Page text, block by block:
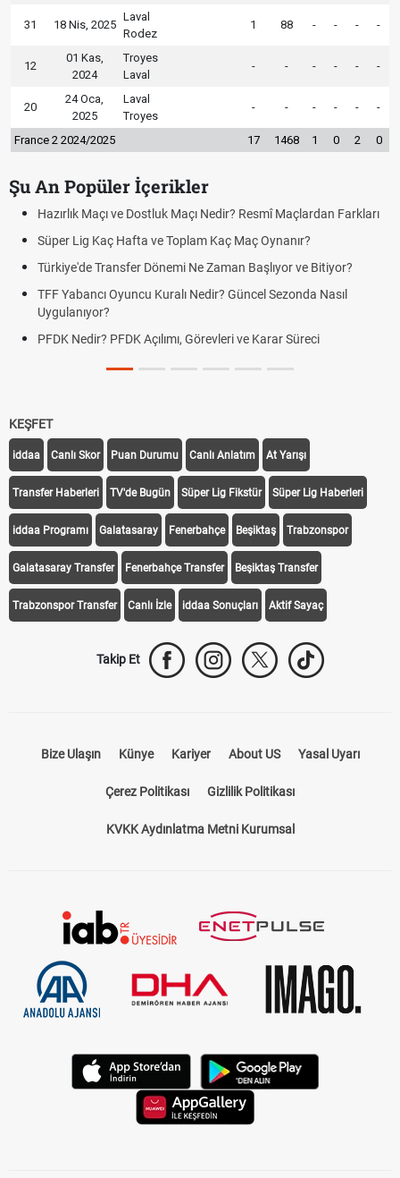
31 18 Nis, 2025
Laval
Rodez
1 88 - - - -
12
01 Kas,
2024
Troyes
Laval
- - - - - -
20
24 Oca,
2025
Laval
Troyes
- - - - - -
France 2 2024/2025 17 1468 1 0 2 0
Şu An Popüler İçerikler
Maçı Nedir? Resmî Maçlardan Farkları
ve Toplam Kaç Maç Oynanır?
Dönemi Ne Zaman Başlıyor ve Bitiyor?
Kuralı Nedir? Güncel Sezonda Nasıl
Görevleri ve Karar Süreci
Puan Durumunda
Skor Ne Demek?
Futbol Nasıl
Deplasman Golü
DGS Sonuçları Ne
KEŞFET
iddaa Canlı Skor Puan Durumu Canlı Anlatım At Yarışı
Transfer Haberleri TV'de Bugün Süper Lig Fikstür Süper Lig Haberleri
iddaa Programı Galatasaray Fenerbahçe Beşiktaş Trabzonspor
Galatasaray Transfer Fenerbahçe Transfer Beşiktaş Transfer
Trabzonspor Transfer Canlı İzle iddaa Sonuçları Aktif Sayaç